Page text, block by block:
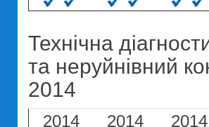
Технічна
та неруйнівний
2014
2014
2014
2014